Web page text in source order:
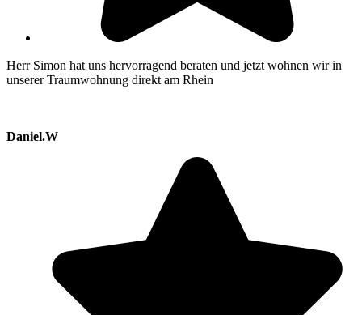
Herr Simon hat uns hervorragend beraten und jetzt wohnen wir in
unserer Traumwohnung direkt am Rhein
Daniel.W